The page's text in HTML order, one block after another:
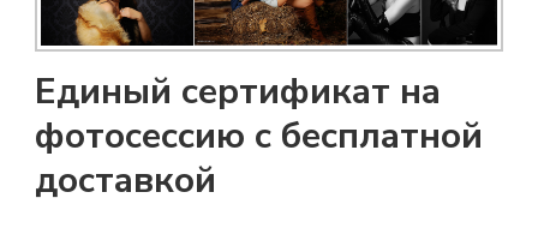
Единый сертификат на
фотосессию с бесплатной
доставкой